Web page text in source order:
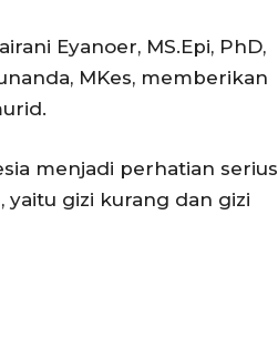
Eyanoer, MS.Epi, PhD,
MKes, memberikan
menjadi perhatian serius
yaitu gizi kurang dan gizi